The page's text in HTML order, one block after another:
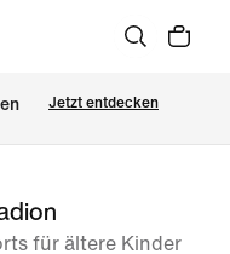
Jetzt entdecken
für ältere Kinder